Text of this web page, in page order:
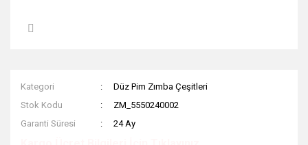
Kategori
Düz Pim Zımba Çeşitleri
Stok Kodu
ZM_5550240002
Garanti Süresi
24 Ay